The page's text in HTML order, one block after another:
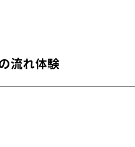
流れ体験